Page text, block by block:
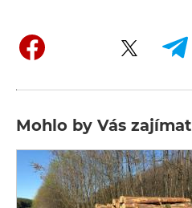
Mohlo by Vás zajímat